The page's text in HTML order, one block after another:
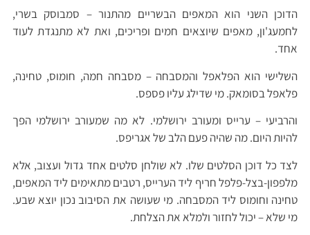
הדוכן השני הוא המאפים הבשריים מהתנור – סמבוסק בשרי,
לחמעג'ון, מאפים שיוצאים חמים ופריכים, ואת לא מתנגדת לעוד
אחד.
השלישי הוא הפלאפל והמסבחה – מסבחה חמה, חומוס, טחינה,
פלאפל בסומאק. מי שדילג עליו פספס.
והרביעי – ערייס ומעורב ירושלמי. לא מה שמעורב ירושלמי הפך
להיות היום. מה שהיה פעם הלב של אגריפס.
לצד כל דוכן הסלטים שלו. לא שולחן סלטים אחד גדול ועצוב, אלא
מלפפון-בצל-פלפל חריף ליד הערייס, רטבים מתאימים ליד המאפים,
טחינה וחומוס ליד המסבחה. מי שעושה את הסיבוב נכון יוצא שבע.
מי שלא – יכול לחזור ולמלא את הצלחת.